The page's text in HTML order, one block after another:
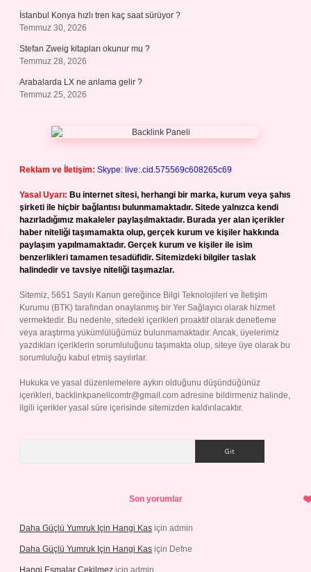
İstanbul Konya hızlı tren kaç saat sürüyor ?
Temmuz 30, 2026
Stefan Zweig kitapları okunur mu ?
Temmuz 28, 2026
Arabalarda LX ne anlama gelir ?
Temmuz 25, 2026
Reklam ve İletişim: Skype: live:.cid.575569c608265c69
Yasal Uyarı: Bu internet sitesi, herhangi bir marka, kurum veya şahıs
şirketi ile hiçbir bağlantısı bulunmamaktadır. Sitede yalnızca kendi
hazırladığımız makaleler paylaşılmaktadır. Burada yer alan içerikler
haber niteliği taşımamakta olup, gerçek kurum ve kişiler hakkında
paylaşım yapılmamaktadır. Gerçek kurum ve kişiler ile isim
benzerlikleri tamamen tesadüfidir. Sitemizdeki bilgiler taslak
halindedir ve tavsiye niteliği taşımazlar.
Sitemiz, 5651 Sayılı Kanun gereğince Bilgi Teknolojileri ve İletişim
Kurumu (BTK) tarafından onaylanmış bir Yer Sağlayıcı olarak hizmet
vermektedir. Bu nedenle, sitedeki içerikleri proaktif olarak denetleme
veya araştırma yükümlülüğümüz bulunmamaktadır. Ancak, üyelerimiz
yazdıkları içeriklerin sorumluluğunu taşımakta olup, siteye üye olarak bu
sorumluluğu kabul etmiş sayılırlar.
Hukuka ve yasal düzenlemelere aykırı olduğunu düşündüğünüz
içerikleri, backlinkpanelicomtr@gmail.com adresine bildirmeniz halinde,
ilgili içerikler yasal süre içerisinde sitemizden kaldırılacaktır.
Son yorumlar
Daha Güçlü Yumruk Için Hangi Kas için admin
Daha Güçlü Yumruk Için Hangi Kas için Defne
Hangi Esmalar Çekilmez için admin